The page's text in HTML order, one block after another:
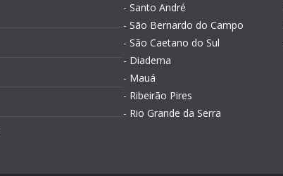
- Santo André
- São Bernardo do Campo
- São Caetano do Sul
- Diadema
- Mauá
- Ribeirão Pires
- Rio Grande da Serra